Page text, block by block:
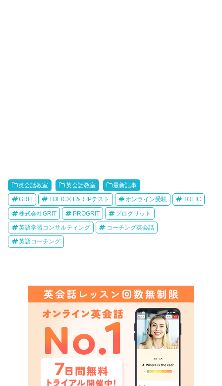
英会話教室 英会話教室 最新記事
GRIT TOEIC® L&R IPテスト オンライン受験 TOEIC
株式会社GRIT PROGRIT プログリット
英語学習コンサルティング コーチング英会話
英語コーチング